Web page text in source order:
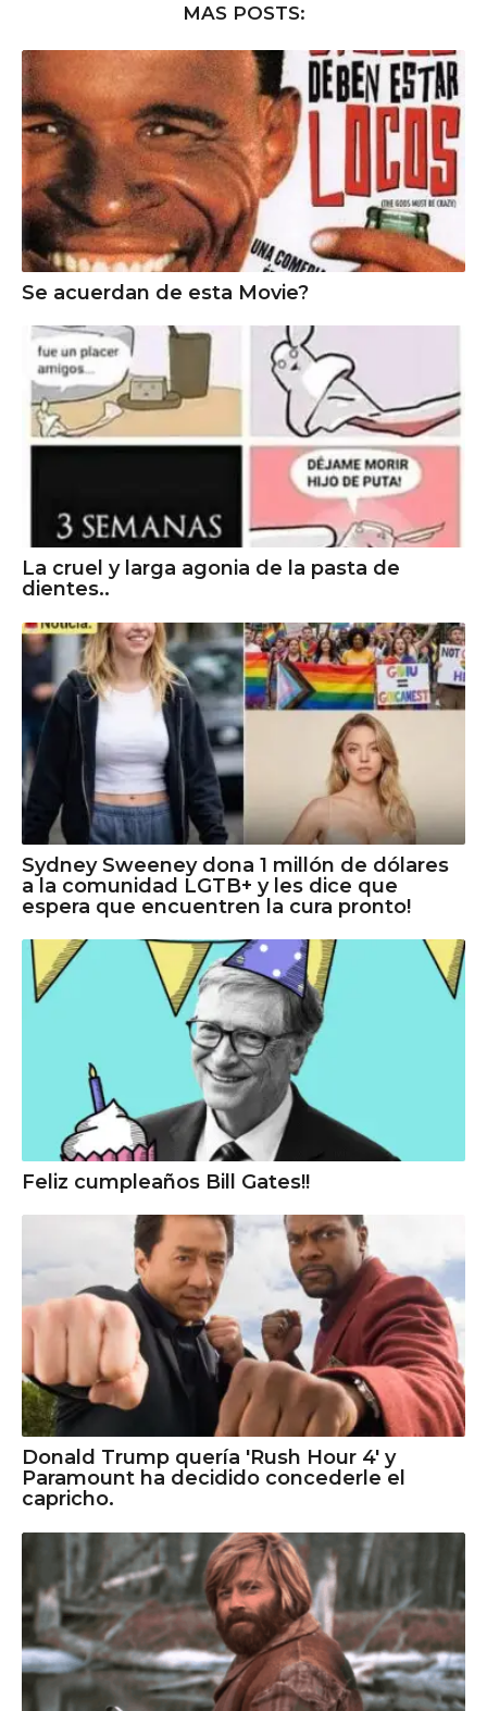
MAS POSTS:
Se acuerdan de esta Movie?
La cruel y larga agonia de la pasta de
dientes..
Sydney Sweeney dona 1 millón de dólares
a la comunidad LGTB+ y les dice que
espera que encuentren la cura pronto!
Feliz cumpleaños Bill Gates!!
Donald Trump quería 'Rush Hour 4' y
Paramount ha decidido concederle el
capricho.